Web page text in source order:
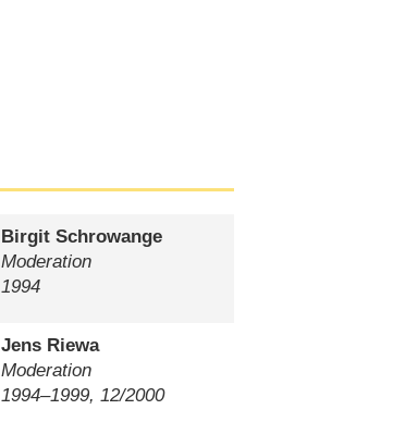
Birgit Schrowange
Moderation
1994
Jens Riewa
Moderation
1994⁠–⁠1999, 12/​2000